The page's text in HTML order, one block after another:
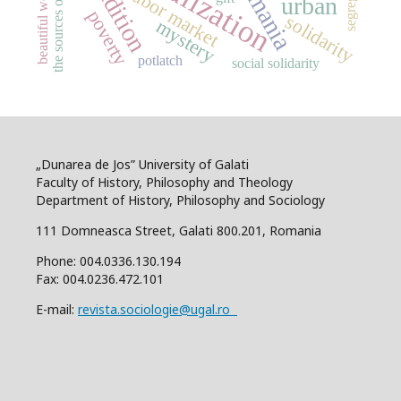
urban
labor market
mystery
poverty solidarity
social solidarity
potlatch
„Dunarea de Jos” University of Galati
Faculty of History, Philosophy and Theology
Department of History, Philosophy and Sociology
111 Domneasca Street, Galati 800.201, Romania
Phone: 004.0336.130.194
Fax: 004.0236.472.101
E-mail: revista.sociologie@ugal.ro